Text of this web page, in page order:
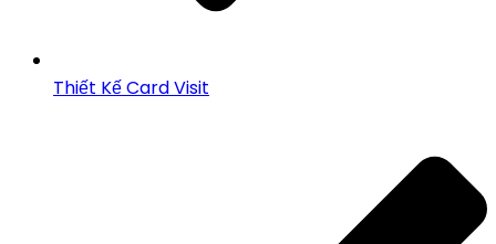
Thiết Kế Card Visit